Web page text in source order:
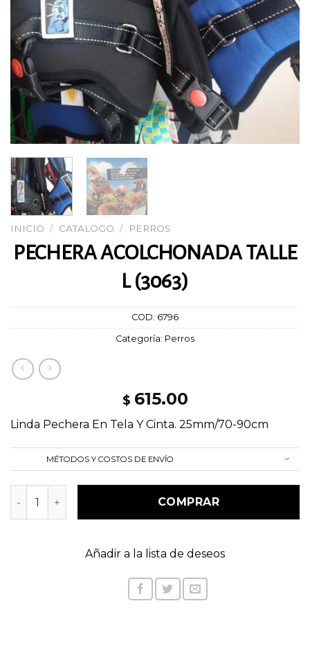
INICIO / CATALOGO / PERROS
PECHERA ACOLCHONADA TALLE
L (3063)
COD: 6796
Categoría: Perros
$ 615.00
Linda Pechera En Tela Y Cinta. 25mm/70-90cm
MÉTODOS Y COSTOS DE ENVÍO
COMPRAR
Añadir a la lista de deseos